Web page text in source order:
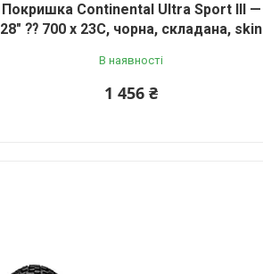
Покришка Continental Ultra Sport III —
28" ⁇ 700 x 23C, чорна, складана, skin
В наявності
1 456 ₴